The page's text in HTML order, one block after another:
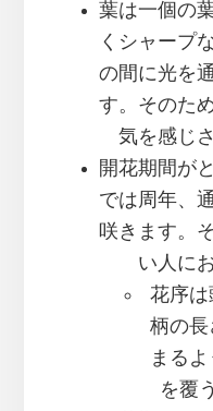
葉は一個の
くシャープ
の間に光を
す。そのた
気を感じ
開花期間が
では周年、
咲きます。
い人に
花序は
柄の長
まる
を覆